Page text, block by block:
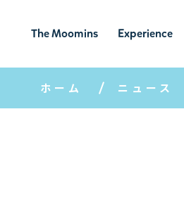
The Moomins
ムーミンの
世界
Experience
ムーミンの世
界を楽しむ
ホーム ニュース